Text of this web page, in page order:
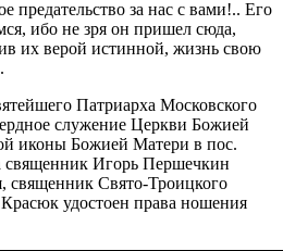
предательство за нас с вами!.. Его
ибо не зря он пришел сюда,
их верой истинной, жизнь свою
Патриарха Московского
служение Церкви Божией
иконы Божией Матери в пос.
священник Игорь Першечкин
священник Свято-Троицкого
удостоен права ношения